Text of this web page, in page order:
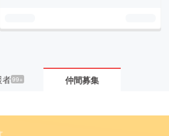
者99+ 仲間募集